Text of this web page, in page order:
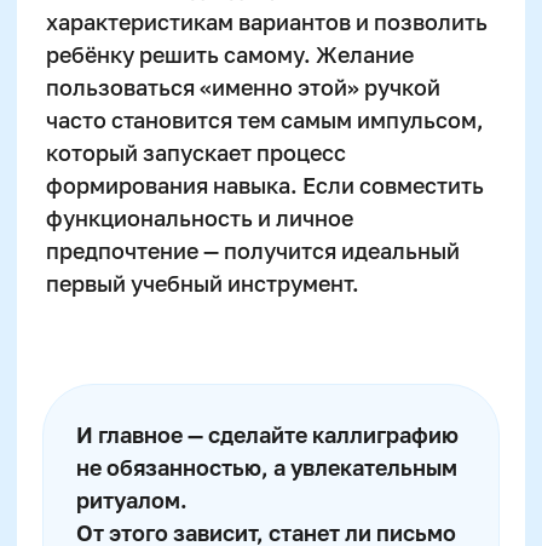
АВТОНОМНАЯ НЕКОММЕРЧЕСКАЯ ОРГАНИЗАЦИЯ
ДОПОЛНИТЕЛЬНОГО ОБРАЗОВАНИЯ "ШКОЛА
НЕЙРОРАЗВИТИЯ И ОБУЧЕНИЯ ДЕТЕЙ"
ИНН: 9727116117, ОГРН: 1257700472831
Телефон: +7 (800) 100-11-43, Почта: anodo@skillzania.ru